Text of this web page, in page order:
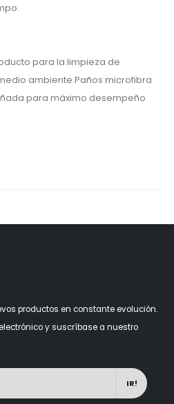
para la limpieza de
ambiente.Paños microfibra
para máximo desempeño
productos en constante evolución.
y suscríbase a nuestro
IR!